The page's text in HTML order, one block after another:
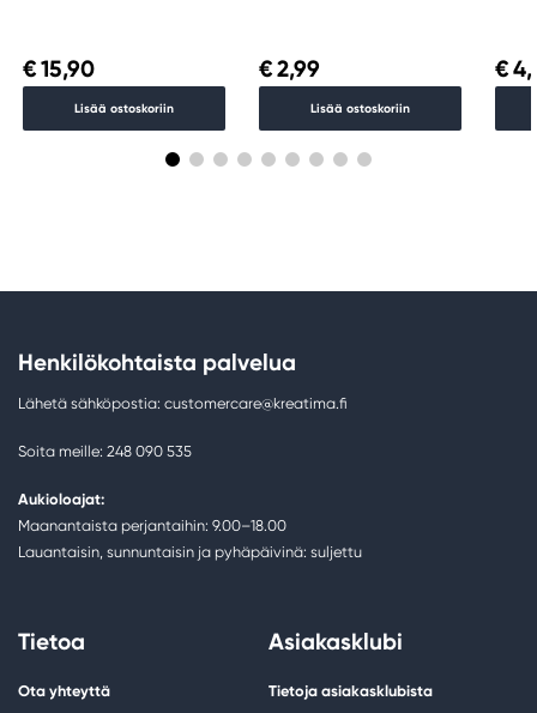
€ 15,90
Lisää ostoskoriin
€ 2,99
Lisää ostoskoriin
€
Henkilökohtaista palvelua
Lähetä sähköpostia: customercare@kreatima.fi
Soita meille: 248 090 535
Aukioloajat:
Maanantaista perjantaihin: 9.00–18.00
Lauantaisin, sunnuntaisin ja pyhäpäivinä: suljettu
Tietoa
Ota yhteyttä
Asiakasklubi
Tietoja asiakasklubista